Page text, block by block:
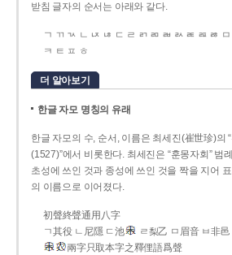
받침 글자의 순서는 아래와 같다.
ㄱ ㄲ ㄳ ㄴ ㄵ ㄶ ㄷ ㄹ ㄺ ㄻ ㄼ ㄽ ㄾ ㄿ ㅀ
ㅋ ㅌ ㅍ ㅎ
더 알아보기
한글 자모 명칭의 유래
한글 자모의 수, 순서, 이름은 최세진(崔世珍)의
(1527)”에서 비롯한다. 최세진은 “훈몽자회” 범
초성에 쓰인 것과 종성에 쓰인 것을 짝을 지어
의 이름으로 이어졌다.
初聲終聲通用八字
ㄱ其役 ㄴ尼隱 ㄷ池
ㄹ梨乙 ㅁ眉音 ㅂ非
兩字只取本字之釋俚語爲聲